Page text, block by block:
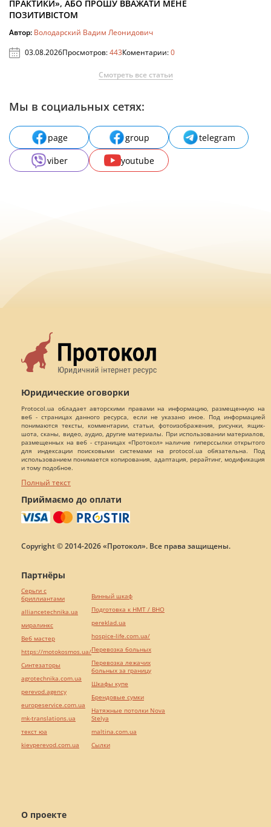
ПРАКТИКИ», АБО ПРОШУ ВВАЖАТИ МЕНЕ
ПОЗИТИВІСТОМ
Автор: Володарский Вадим Леонидович
03.08.2026Просмотров:443Коментарии:0
Смотреть все статьи
Мы в социальных сетях:
page group
telegram
viber
youtube
Юридические оговорки
Protocol.ua обладает авторскими правами на информацию, размещенную на
веб - страницах данного ресурса, если не указано иное. Под информацией
понимаются тексты, комментарии, статьи, фотоизображения, рисунки, ящик-
шота, сканы, видео, аудио, другие материалы. При использовании материалов,
размещенных на веб - страницах «Протокол» наличие гиперссылки открытого
для индексации поисковыми системами на protocol.ua обязательна. Под
использованием понимается копирования, адаптация, рерайтинг, модификация
и тому подобное.
Полный текст
Приймаємо до оплати
Copyright © 2014-2026 «Протокол». Все права защищены.
О проекте
Партнёры
Серьги с
бриллиантами
alliancetechnika.ua
миралинкс
Веб мастер
https://motokosmos.ua/
Синтезаторы
agrotechnika.com.ua
perevod.agency
europeservice.com.ua
mk-translations.ua
текст юа
kievperevod.com.ua
Винный шкаф
Подготовка к НМТ / ВНО
pereklad.ua
hospice-life.com.ua/
Перевозка больных
Перевозка лежачих
больных за границу
Шкафы купе
Брендовые сумки
Натяжные потолки Nova
Stelya
maltina.com.ua
Cылки